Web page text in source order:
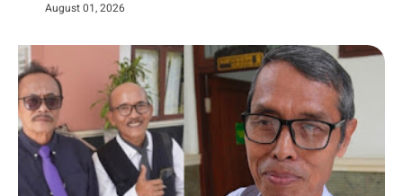
August 01, 2026